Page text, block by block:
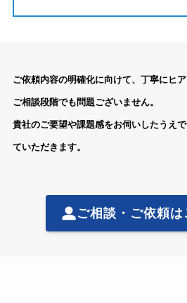
ご依頼内容の明確化に向けて、丁寧にヒア
ご相談段階でも問題ございません。
貴社のご要望や課題感をお伺いしたうえ
ていただきます。
ご相談・ご依頼は